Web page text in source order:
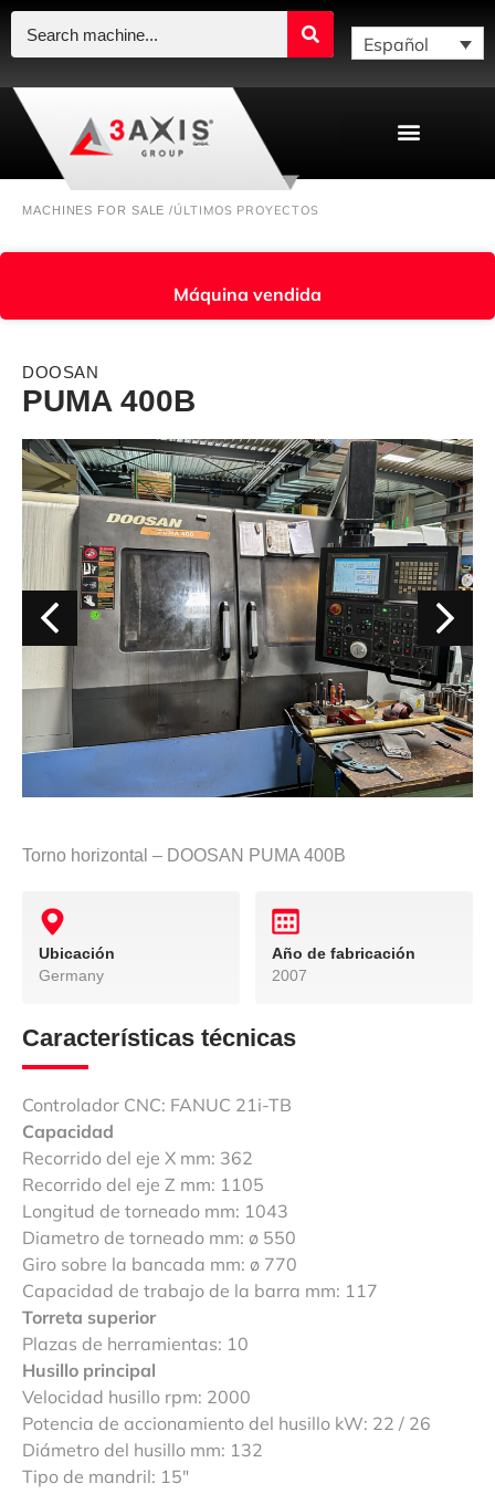
Español
MACHINES FOR SALE /ÚLTIMOS PROYECTOS
Máquina vendida
DOOSAN
PUMA 400B
Torno horizontal – DOOSAN PUMA 400B
Ubicación
Germany
Año de fabricación
2007
Características técnicas
Controlador CNC: FANUC 21i-TB
Capacidad
Recorrido del eje X mm: 362
Recorrido del eje Z mm: 1105
Longitud de torneado mm: 1043
Diametro de torneado mm: ø 550
Giro sobre la bancada mm: ø 770
Capacidad de trabajo de la barra mm: 117
Torreta superior
Plazas de herramientas: 10
Husillo principal
Velocidad husillo rpm: 2000
Potencia de accionamiento del husillo kW: 22 / 26
Diámetro del husillo mm: 132
Tipo de mandril: 15″